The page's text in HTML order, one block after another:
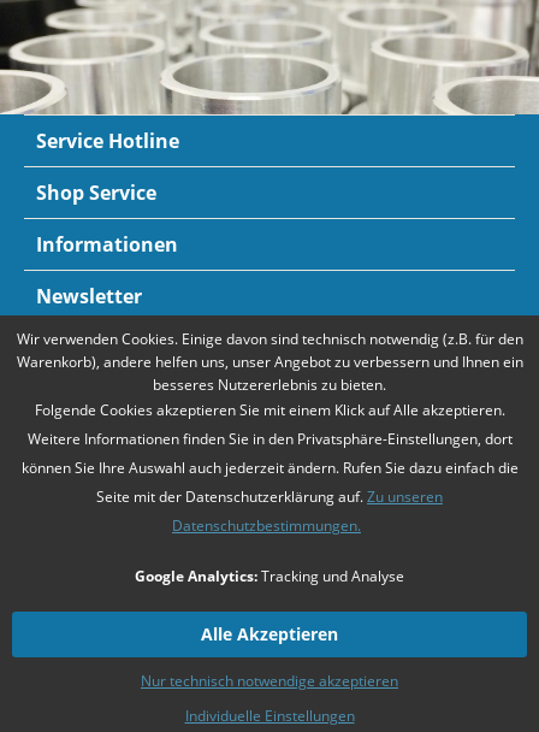
Service Hotline
Shop Service
Informationen
Newsletter
Zahlungsarten Mehr Informationen
falls nicht anders beschrieben
Unsere Angebote richten sich ausschließlich an Unternehmer gemäß§14
. Wir schließen keine Verträge mit Verbrauchern gemäß
Kontakt Versandkosten Datenschutz
Wir verwenden Cookies. Einige davon sind technisch notwendig (z.B. für den
Warenkorb), andere helfen uns, unser Angebot zu verbessern und Ihnen ein
besseres Nutzererlebnis zu bieten.
Folgende Cookies akzeptieren Sie mit einem Klick auf Alle akzeptieren.
Weitere Informationen finden Sie in den Privatsphäre-Einstellungen, dort
können Sie Ihre Auswahl auch jederzeit ändern. Rufen Sie dazu einfach die
Seite mit der Datenschutzerklärung auf.Zu unseren
Datenschutzbestimmungen.
Google Analytics:Tracking und Analyse
Individuelle Einstellungen
Nur technisch notwendige akzeptieren
Alle Akzeptieren